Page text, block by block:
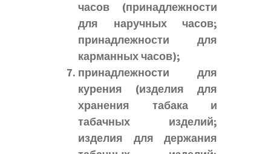
часов (принадлежности
для наручных часов;
принадлежности для
карманных часов);
принадлежности для
курения (изделия для
хранения табака и
табачных изделий;
изделия для держания